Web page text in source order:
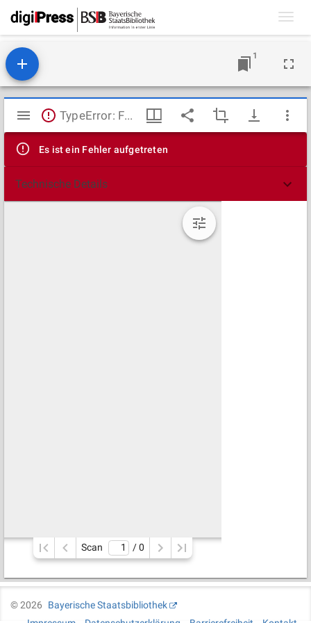
1
Mirador
Viewer
TypeError: Failed to fetch
Es ist ein Fehler aufgetreten
Technische Details
Scan / 0
©2026
Bayerische Staatsbibliothek